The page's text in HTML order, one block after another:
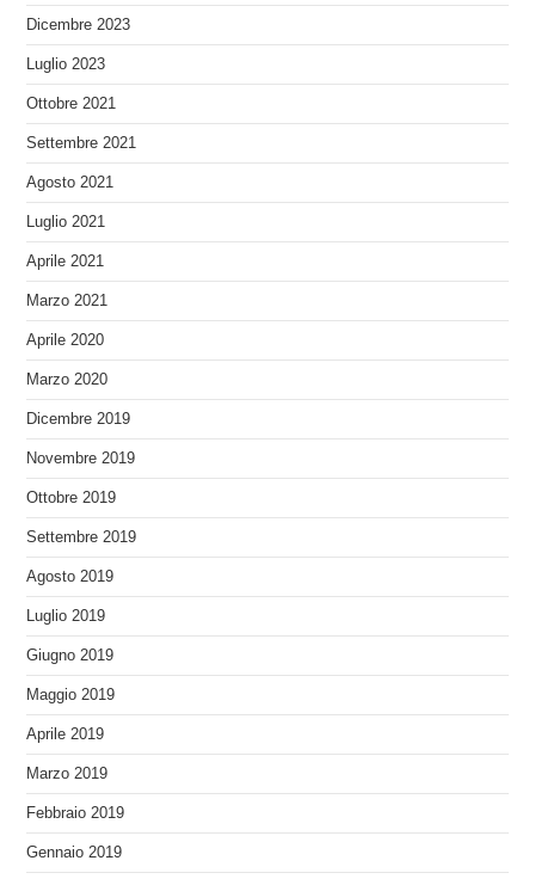
Dicembre 2023
Luglio 2023
Ottobre 2021
Settembre 2021
Agosto 2021
Luglio 2021
Aprile 2021
Marzo 2021
Aprile 2020
Marzo 2020
Dicembre 2019
Novembre 2019
Ottobre 2019
Settembre 2019
Agosto 2019
Luglio 2019
Giugno 2019
Maggio 2019
Aprile 2019
Marzo 2019
Febbraio 2019
Gennaio 2019